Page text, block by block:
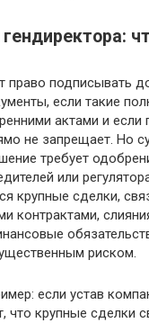
право подписывать
если такие
актами и если
не запрещает. Но
требует
или
крупные сделки,
контрактами,
риском.
если устав
что крупные сделки